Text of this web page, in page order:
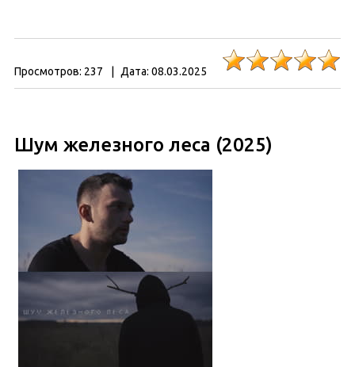
Просмотров: 237 Дата: 08.03.2025
Шум железного леса (2025)